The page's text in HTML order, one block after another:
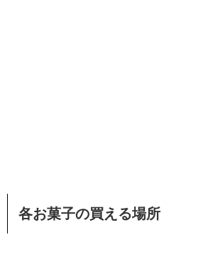
各お菓子の買える場所